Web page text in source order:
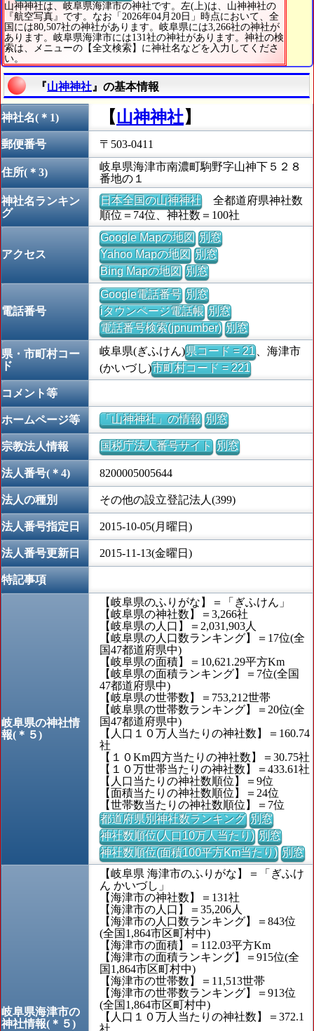
山神神社は、岐阜県海津市の神社です。左(上)は、山神神社の
『航空写真』です。なお「2026年04月20日」時点において、全
国には80,507社の神社があります。岐阜県には3,266社の神社が
あります。岐阜県海津市には131社の神社があります。神社の検
索は、メニューの【全文検索】に神社名などを入力してくださ
い。
『山神神社 』の基本情報
神社名(＊1) 【山神神社】
郵便番号 〒503-0411
住所(＊3)
岐阜県海津市南濃町駒野字山神下５２８
番地の１
神社名ランキン
グ
日本全国の山神神社全都道府県神社数
順位＝74位、神社数＝100社
アクセス
Google Mapの地図 別窓
Yahoo Mapの地図 別窓
Bing Mapの地図 別窓
電話番号
Google電話番号 別窓
iタウンページ電話帳 別窓
電話番号検索(jpnumber) 別窓
県・市町村コー
ド
岐阜県(ぎふけん)県コード = 21、海津市
(かいづし)市町村コード = 221
コメント等
ホームページ等 「山神神社」の情報 別窓
宗教法人情報 国税庁法人番号サイト 別窓
法人番号(＊4) 8200005005644
法人の種別 その他の設立登記法人(399)
法人番号指定日 2015-10-05(月曜日)
法人番号更新日 2015-11-13(金曜日)
特記事項
岐阜県の神社情
報(＊５)
【岐阜県のふりがな】＝「ぎふけん」
【岐阜県の神社数】＝3,266社
【岐阜県の人口】＝2,031,903人
【岐阜県の人口数ランキング】＝17位(全
国47都道府県中)
【岐阜県の面積】＝10,621.29平方Km
【岐阜県の面積ランキング】＝7位(全国
47都道府県中)
【岐阜県の世帯数】＝753,212世帯
【岐阜県の世帯数ランキング】＝20位(全
国47都道府県中)
【人口１０万人当たりの神社数】＝160.74
社
【１０Km四方当たりの神社数】＝30.75社
【１０万世帯当たりの神社数】＝433.61社
【人口当たりの神社数順位】＝9位
【面積当たりの神社数順位】＝24位
【世帯数当たりの神社数順位】＝7位
都道府県別神社数ランキング 別窓
神社数順位(人口10万人当たり) 別窓
神社数順位(面積100平方Km当たり) 別窓
岐阜県海津市の
神社情報(＊５)
【岐阜県 海津市のふりがな】＝「ぎふけ
ん かいづし」
【海津市の神社数】＝131社
【海津市の人口】＝35,206人
【海津市の人口数ランキング】＝843位
(全国1,864市区町村中)
【海津市の面積】＝112.03平方Km
【海津市の面積ランキング】＝915位(全
国1,864市区町村中)
【海津市の世帯数】＝11,513世帯
【海津市の世帯数ランキング】＝913位
(全国1,864市区町村中)
【人口１０万人当たりの神社数】＝372.1
社